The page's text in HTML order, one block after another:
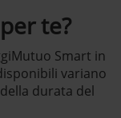
te?
Smart in
variano
durata del